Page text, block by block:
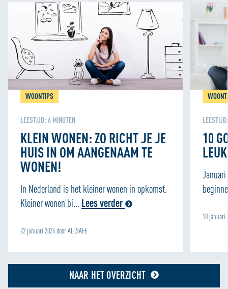
WOONTIPS
LEESTIJD: 6 MINUTEN
KLEIN WONEN: ZO RICHT JE JE
HUIS IN OM AANGENAAM TE
WONEN!
In Nederland is het kleiner wonen in opkomst.
Kleiner wonen bi... Lees verder
22 januari 2024 door ALLSAFE
10
10 januari
NAAR HET OVERZICHT